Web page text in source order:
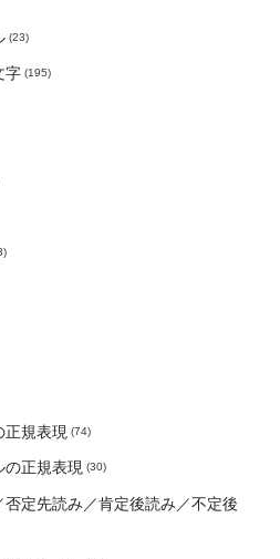
(23)
字 (195)
正規表現 (74)
正規表現 (30)
否定先読み／肯定後読み／不定後